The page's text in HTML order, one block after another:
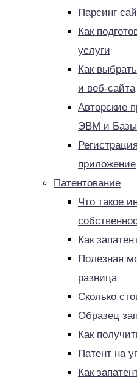
Парсинг
Как
услуги
Как
и веб-сайта
Авторские
ЭВМ и
приложение
Патентование
Что такое
Как
Полезная
разница
Сколько
Образец
Как
Патент на
Как